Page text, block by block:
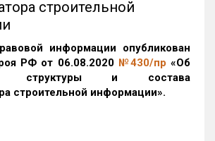
строительной
информации опубликован
РФ от 06.08.2020 №430/пр «Об
структуры и состава
строительной информации».